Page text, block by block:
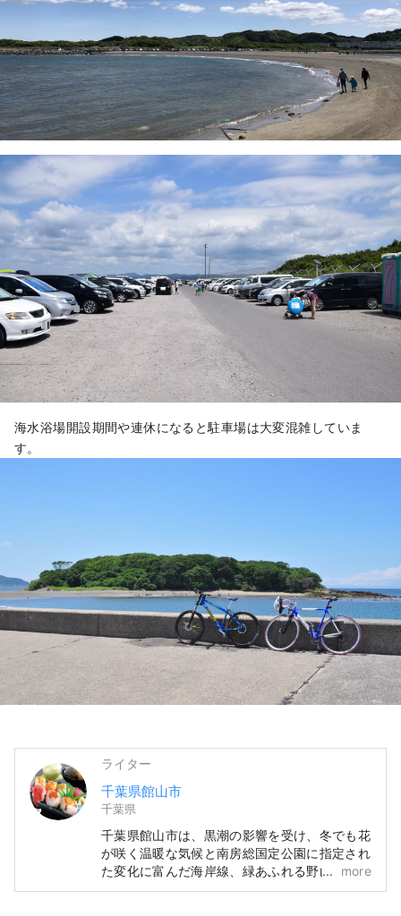
海水浴場開設期間や連休になると駐車場は大変混雑していま
す。
ライター
千葉県館山市
千葉県
千葉県館山市は、黒潮の影響を受け、冬でも花
が咲く温暖な気候と南房総国定公園に指定され
た変化に富んだ海岸線、緑あふれる野山や新鮮
な海と山の幸に恵まれた自然豊かなまちです。
more